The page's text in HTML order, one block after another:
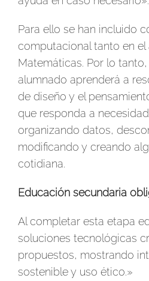
Para ello se han incluido
computacional tanto en
Matemáticas. Por lo
alumnado aprenderá a
de diseño y el
que responda a
organizando datos,
modificando y creando
cotidiana.
Educación secundaria
Al completar esta etapa
soluciones tecnológicas
propuestos, mostrando
sostenible y uso ético.»